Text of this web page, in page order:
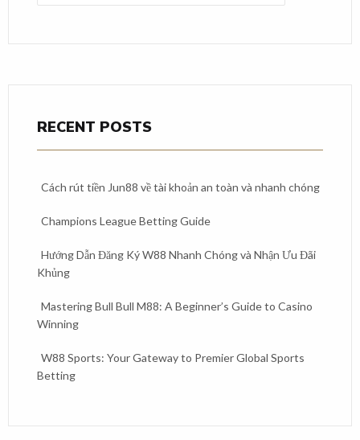
RECENT POSTS
Cách rút tiền Jun88 về tài khoản an toàn và nhanh chóng
Champions League Betting Guide
Hướng Dẫn Đăng Ký W88 Nhanh Chóng và Nhận Ưu Đãi
Khủng
Mastering Bull Bull M88: A Beginner’s Guide to Casino
Winning
W88 Sports: Your Gateway to Premier Global Sports
Betting